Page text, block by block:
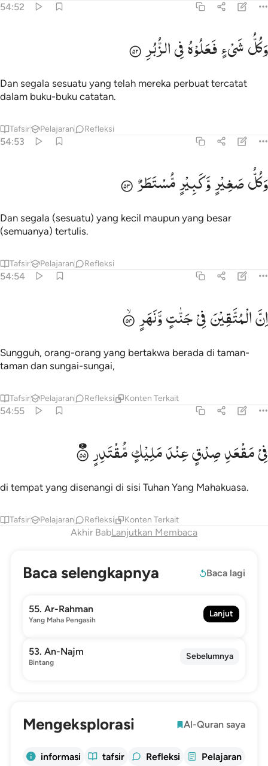
54:52
وكل شيء فعلوه في الزبر ٥٢
وَكُلُّ شَىْءٍۢ فَعَلُوهُ فِى ٱلزُّبُرِ ٥٢
وَكُلُّشَیْءٍفَعَلُوْهُفِیالزُّبُرِ
Dan segala sesuatu yang telah mereka perbuat tercatat
dalam buku-buku catatan.
Tafsir Pelajaran Refleksi
54:53
وكل صغير وكبير مستطر ٥٣
وَكُلُّ صَغِيرٍۢ وَكَبِيرٍۢ مُّسْتَطَرٌ ٥٣
وَكُلُّصَغِیْرٍوَّكَبِیْرٍ مُّسْتَطَرٌ
Dan segala (sesuatu) yang kecil maupun yang besar
(semuanya) tertulis.
Tafsir Pelajaran Refleksi
54:54
ان المتقين في جنات ونهر ٥٤
إِنَّ ٱلْمُتَّقِينَ فِى جَنَّـٰتٍۢ وَنَهَرٍۢ ٥٤
اِنَّالْمُتَّقِیْنَفِیْجَنّٰتٍوَّنَهَرٍ
Sungguh, orang-orang yang bertakwa berada di taman-
taman dan sungai-sungai,
Tafsir Pelajaran Refleksi Konten Terkait
54:55
في مقعد صدق عند مليك مقتدر ٥٥
فِى مَقْعَدِ صِدْقٍ عِندَ مَلِيكٍۢ مُّقْتَدِرٍۭ ٥٥
فِیْمَقْعَدِصِدْقٍعِنْدَمَلِیْكٍمُّقْتَدِرٍ
di tempat yang disenangi di sisi Tuhan Yang Mahakuasa.
Tafsir Pelajaran Refleksi Konten Terkait
Akhir BabLanjutkan Membaca
Baca selengkapnya Baca lagi
55. Ar-Rahman
Yang Maha Pengasih
Lanjut
53. An-Najm
Bintang
Sebelumnya
Mengeksplorasi Al-Quran saya
informasi tafsir Refleksi Pelajaran